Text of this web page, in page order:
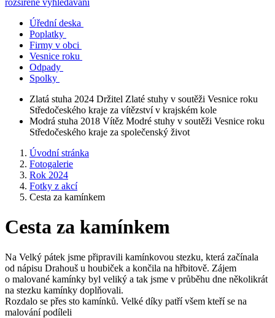
rozšířené vyhledávání
Úřední deska
Poplatky
Firmy v obci
Vesnice roku
Odpady
Spolky
Zlatá stuha 2024 Držitel Zlaté stuhy v soutěži Vesnice roku
Středočeského kraje za vítězství v krajském kole
Modrá stuha 2018 Vítěz Modré stuhy v soutěži Vesnice roku
Středočeského kraje za společenský život
Úvodní stránka
Fotogalerie
Rok 2024
Fotky z akcí
Cesta za kamínkem
Cesta za kamínkem
Na Velký pátek jsme připravili kamínkovou stezku, která začínala
od nápisu Drahouš u houbiček a končila na hřbitově. Zájem
o malované kamínky byl veliký a tak jsme v průběhu dne několikrát
na stezku kamínky doplňovali.
Rozdalo se přes sto kamínků. Velké díky patří všem kteří se na
malování podíleli